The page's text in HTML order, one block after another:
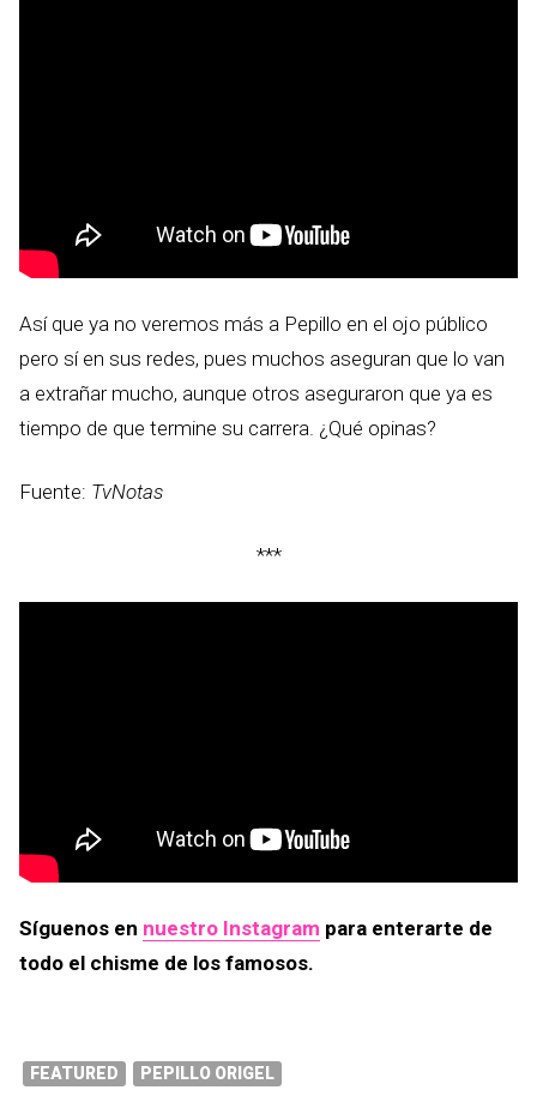
Así que ya no veremos más a Pepillo en el ojo público
pero sí en sus redes, pues muchos aseguran que lo van
a extrañar mucho, aunque otros aseguraron que ya es
tiempo de que termine su carrera. ¿Qué opinas?
Fuente: TvNotas
***
Síguenos en nuestro Instagram para enterarte de
todo el chisme de los famosos.
FEATURED PEPILLO ORIGEL